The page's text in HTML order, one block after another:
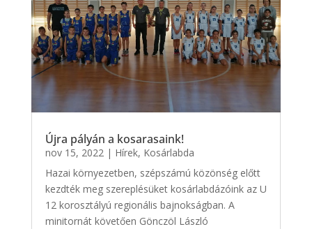
Újra pályán a kosarasaink!
nov 15, 2022| Hírek, Kosárlabda
Hazai környezetben, szépszámú közönség előtt
kezdték meg szereplésüket kosárlabdázóink az U
12 korosztályú regionális bajnokságban. A
minitornát követően Gönczöl László